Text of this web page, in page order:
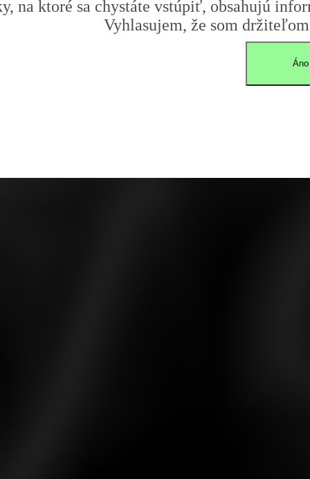
na ktoré sa chystáte vstúpiť, obsahujú
Vyhlasujem, že som
Áno